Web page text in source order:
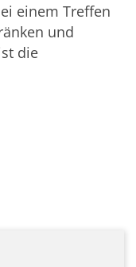
einem Treffen
und
die